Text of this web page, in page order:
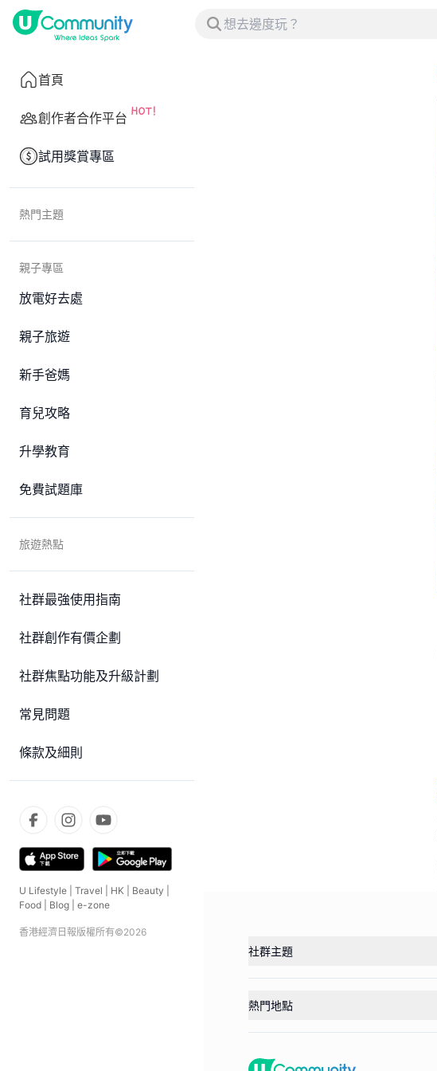
首頁
創作者合作平台
試用獎賞專區
熱門主題
親子專區
放電好去處
親子旅遊
新手爸媽
育兒攻略
升學教育
免費試題庫
旅遊熱點
社群最強使用指南
社群創作有價企劃
社群焦點功能及升級計劃
常見問題
條款及細則
U Lifestyle Travel HK Beauty
Food
Blog e-zone
香港經濟日報版權所有©2026
社群主題
熱門地點